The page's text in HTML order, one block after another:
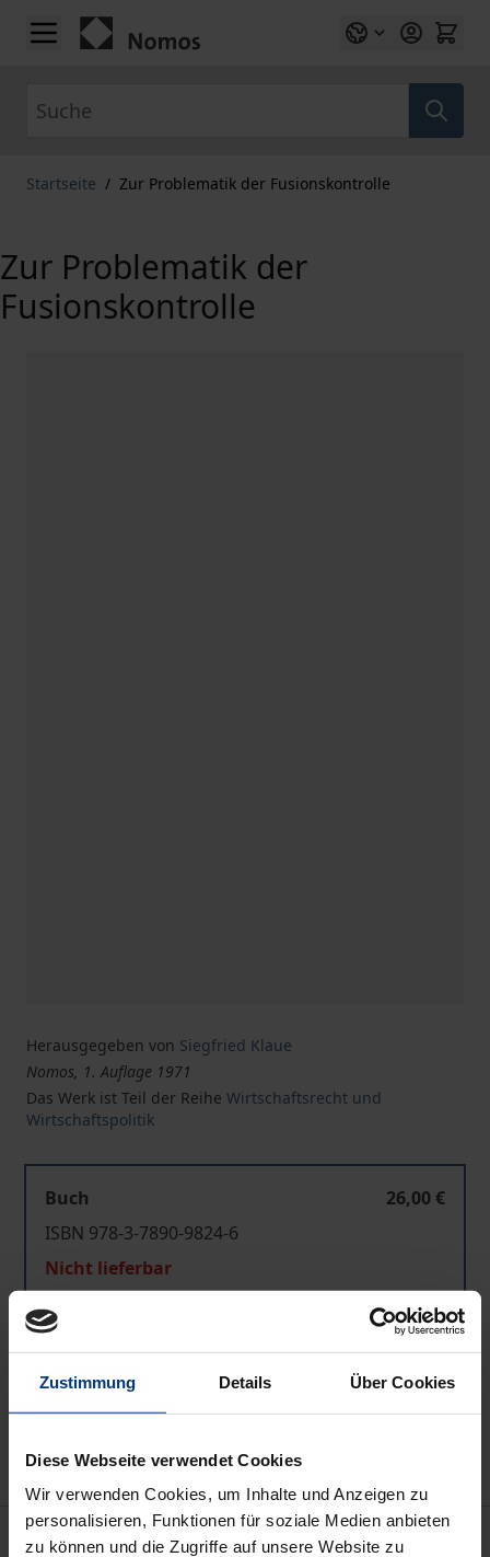
Zustimmung Details Über Cookies
Diese Webseite verwendet Cookies
Wir verwenden Cookies, um Inhalte und Anzeigen zu
personalisieren, Funktionen für soziale Medien anbieten
zu können und die Zugriffe auf unsere Website zu
Zum Inhalt springen
Startseite / Zur Problematik der Fusionskontrolle
Zur Problematik der
Fusionskontrolle
Herausgegeben von Siegfried Klaue
Nomos, 1. Auflage 1971
Das Werk ist Teil der Reihe Wirtschaftsrecht und
Wirtschaftspolitik
Buch
26,00 €
ISBN 978-3-7890-9824-6
Nicht lieferbar
In den Warenkorb
Zur Wunschliste hinzufügen
Bibliografische Angaben